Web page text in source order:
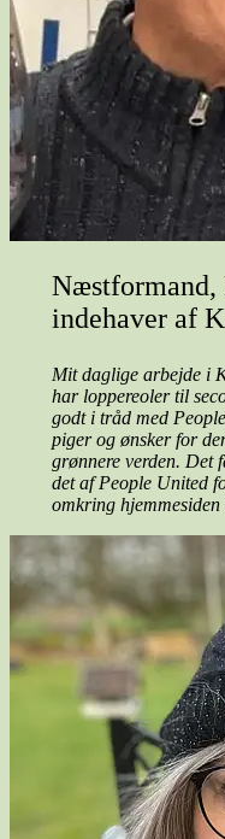
Næstformand,
indehaver af
Mit daglige arbejde i
har loppereoler til
godt i tråd med
piger og ønsker for
grønnere verden. Det
det af People United
omkring